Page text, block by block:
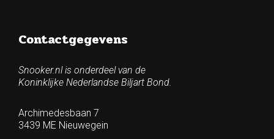
Contactgegevens
Snooker.nl is onderdeel van de
Koninklijke Nederlandse Biljart Bond.
Archimedesbaan 7
3439 ME Nieuwegein